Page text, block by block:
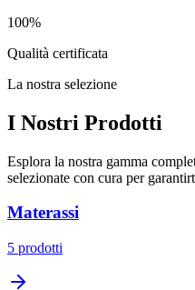
100%
Qualità certificata
La nostra selezione
I Nostri Prodotti
Esplora la nostra gamma
selezionate con cura per
Materassi
5 prodotti